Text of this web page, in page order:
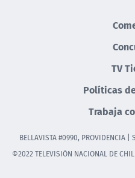
TV
Políticas
Trabaja
BELLAVISTA #0990, PROVIDENCIA |
©2022 TELEVISIÓN NACIONAL DE